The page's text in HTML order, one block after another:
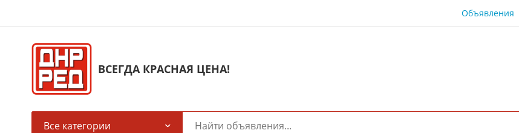
Объявления
ВСЕГДА КРАСНАЯ ЦЕНА!
Все категории